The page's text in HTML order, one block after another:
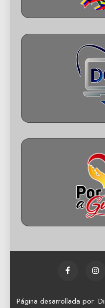
Página desarrollada por: